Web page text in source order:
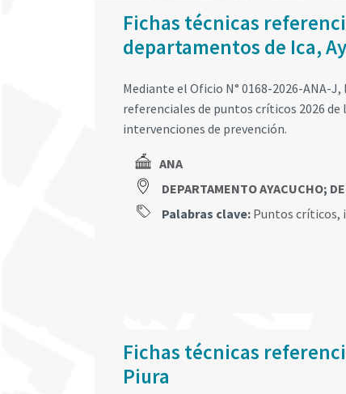
Fichas técnicas
departamentos de Ica,
Mediante el Oficio N° 0168-2026-ANA-
referenciales de puntos críticos 2026
intervenciones de prevención.
ANA
DEPARTAMENTO AYACUCHO;
Palabras clave: Puntos críticos,
Fichas técnicas
Piura